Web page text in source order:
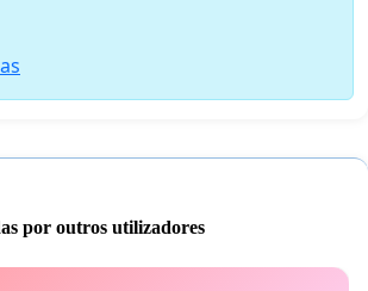
por outros utilizadores